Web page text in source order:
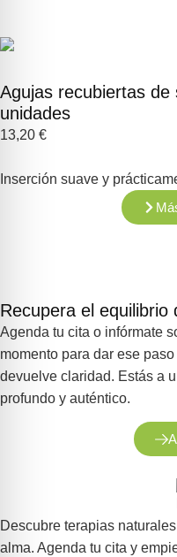
Agujas recubiertas de
unidades
13,20 €
Inserción suave y
Recupera el equilibrio
Agenda tu cita o infórmate
momento para dar ese
devuelve claridad. Estás a
profundo y auténtico.
Descubre terapias
alma. Agenda tu cita y